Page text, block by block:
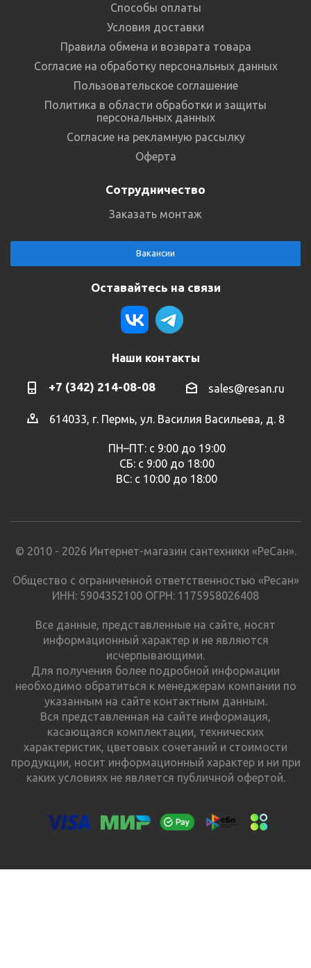
Способы оплаты
Условия доставки
Правила обмена и возврата товара
Согласие на обработку персональных данных
Пользовательское соглашение
Политика в области обработки и защиты
персональных данных
Согласие на рекламную рассылку
Оферта
Сотрудничество
Заказать монтаж
Вакансии
Оставайтесь на связи
Наши контакты
+7 (342) 214-08-08 sales@resan.ru
614033, г. Пермь, ул. Василия Васильева, д. 8
ПН–ПТ: с 9:00 до 19:00
СБ: с 9:00 до 18:00
ВС: с 10:00 до 18:00
© 2010 - 2026 Интернет-магазин сантехники «РеСан».
Общество с ограниченной ответственностью «Ресан»
ИНН: 5904352100 ОГРН: 1175958026408
Все данные, представленные на сайте, носят
информационный характер и не являются
исчерпывающими.
Для получения более подробной информации
необходимо обратиться к менеджерам компании по
указанным на сайте контактным данным.
Вся представленная на сайте информация,
касающаяся комплектации, технических
характеристик, цветовых сочетаний и стоимости
продукции, носит информационный характер и ни при
каких условиях не является публичной офертой.